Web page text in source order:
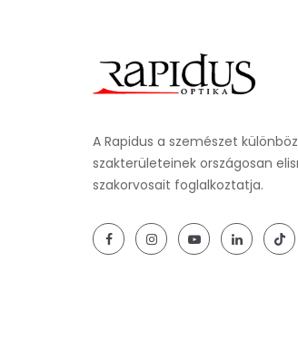
A Rapidus a szemészet
szakterületeinek országosan
szakorvosait foglalkoztatja.